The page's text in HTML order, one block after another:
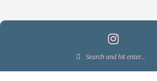
Search